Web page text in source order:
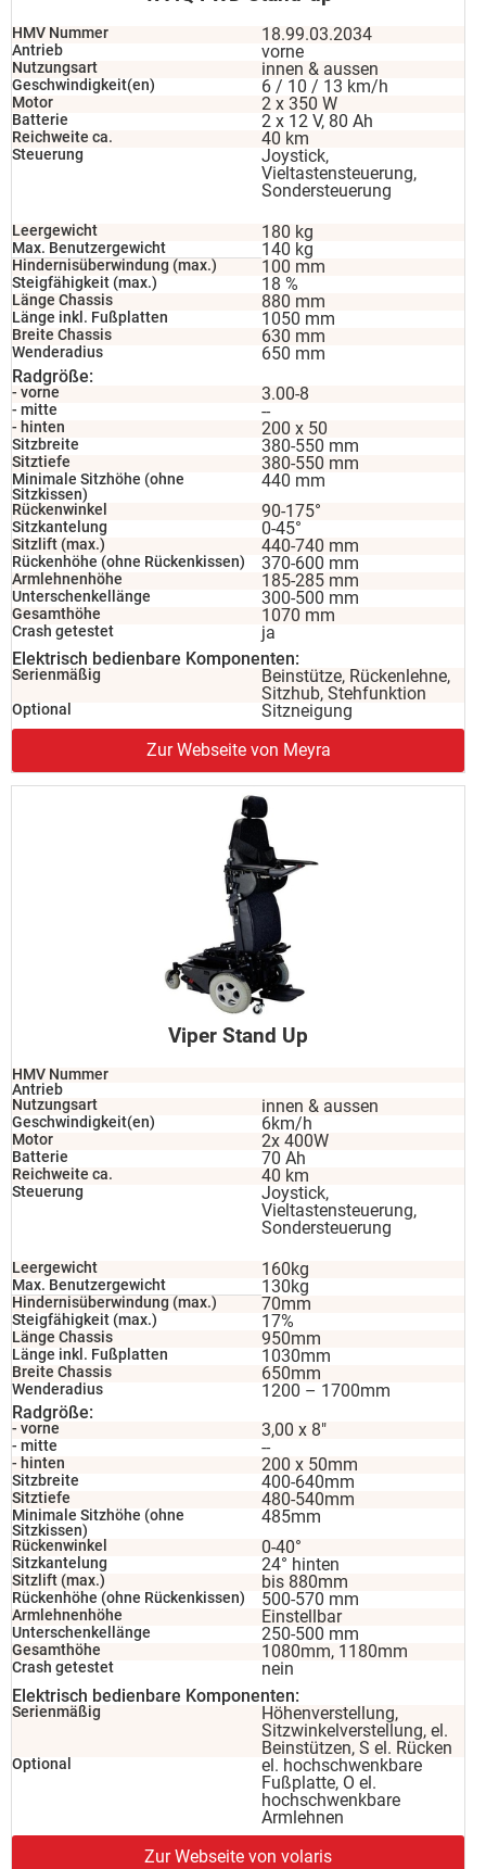
HMV Nummer 18.99.03.2034
Antrieb vorne
Nutzungsart innen & aussen
Geschwindigkeit(en) 6 / 10 / 13 km/h
Motor 2 x 350 W
Batterie 2 x 12 V, 80 Ah
Reichweite ca. 40 km
Steuerung
Joystick,
Vieltastensteuerung,
Sondersteuerung
Leergewicht 180 kg
Max. Benutzergewicht 140 kg
Hindernisüberwindung (max.) 100 mm
Steigfähigkeit (max.) 18 %
Länge Chassis 880 mm
Länge inkl. Fußplatten 1050 mm
Breite Chassis 630 mm
Wenderadius
650 mm
Radgröße:
- vorne 3.00-8
- mitte --
- hinten 200 x 50
Sitzbreite 380-550 mm
Sitztiefe 380-550 mm
Minimale Sitzhöhe (ohne
Sitzkissen)
440 mm
Rückenwinkel 90-175°
Sitzkantelung 0-45°
Sitzlift (max.) 440-740 mm
Rückenhöhe (ohne Rückenkissen) 370-600 mm
Armlehnenhöhe 185-285 mm
Unterschenkellänge 300-500 mm
Gesamthöhe 1070 mm
Crash getestet
ja
Elektrisch bedienbare Komponenten:
Serienmäßig
Beinstütze, Rückenlehne,
Sitzhub, Stehfunktion
Optional
Sitzneigung
Zur Webseite von Meyra
Viper Stand Up
HMV Nummer
Antrieb
Nutzungsart
innen & aussen
Geschwindigkeit(en) 6km/h
Motor 2x 400W
Batterie 70 Ah
Reichweite ca. 40 km
Steuerung
Joystick,
Vieltastensteuerung,
Sondersteuerung
Leergewicht 160kg
Max. Benutzergewicht 130kg
Hindernisüberwindung (max.) 70mm
Steigfähigkeit (max.) 17%
Länge Chassis 950mm
Länge inkl. Fußplatten 1030mm
Breite Chassis 650mm
Wenderadius
1200 – 1700mm
Radgröße:
- vorne 3,00 x 8″
- mitte --
- hinten 200 x 50mm
Sitzbreite 400-640mm
Sitztiefe 480-540mm
Minimale Sitzhöhe (ohne
Sitzkissen)
485mm
Rückenwinkel 0-40°
Sitzkantelung 24° hinten
Sitzlift (max.) bis 880mm
Rückenhöhe (ohne Rückenkissen) 500-570 mm
Armlehnenhöhe Einstellbar
Unterschenkellänge 250-500 mm
Gesamthöhe 1080mm, 1180mm
Crash getestet
nein
Elektrisch bedienbare Komponenten:
Serienmäßig
Höhenverstellung,
Sitzwinkelverstellung, el.
Beinstützen, S el. Rücken
Optional
el. hochschwenkbare
Fußplatte, O el.
hochschwenkbare
Armlehnen
Zur Webseite von volaris